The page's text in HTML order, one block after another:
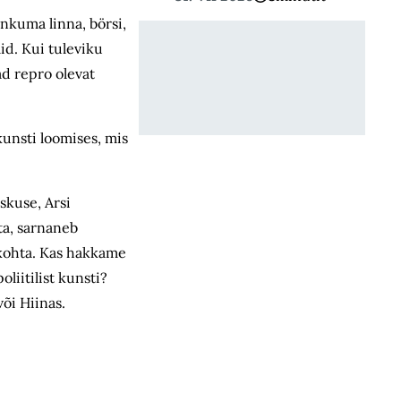
linna, börsi,
Kui tuleviku
repro olevat
loomises, mis
Arsi
sarnaneb
Kas hakkame
kunsti?
Hiinas.